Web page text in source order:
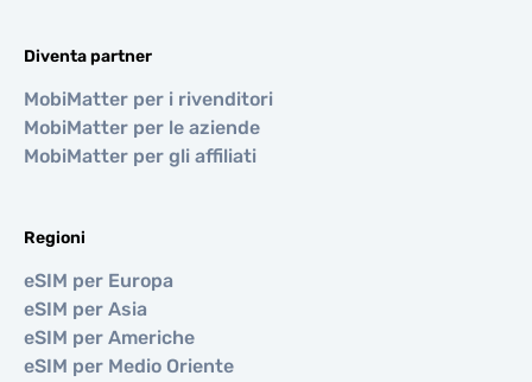
Diventa partner
MobiMatter per i rivenditori
MobiMatter per le aziende
MobiMatter per gli affiliati
Regioni
eSIM per Europa
eSIM per Asia
eSIM per Americhe
eSIM per Medio Oriente